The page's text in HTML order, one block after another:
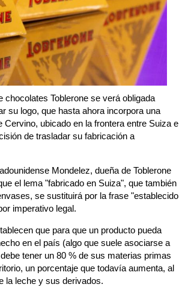
chocolates Toblerone se verá obligada
su logo, que hasta ahora incorpora una
Cervino, ubicado en la frontera entre Suiza e
de trasladar su fabricación a
Mondelez, dueña de Toblerone
el lema "fabricado en Suiza", que también
se sustituirá por la frase "establecido
imperativo legal.
que para que un producto pueda
en el país (algo que suele asociarse a
tener un 80 % de sus materias primas
un porcentaje que todavía aumenta, al
la leche y sus derivados.